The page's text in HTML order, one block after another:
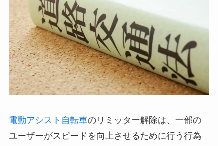
電動アシスト自転車のリミッター解除は、一部の
ユーザーがスピードを向上させるために行う行為